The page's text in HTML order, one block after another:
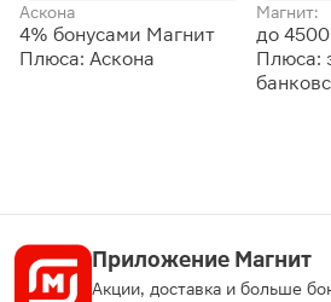
Аскона
4% бонусами Магнит
Плюса: Аскона
Магнит:
до
Плюса:
Приложение Магнит
Акции, доставка и больше